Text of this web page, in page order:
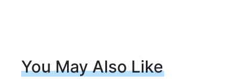
You May Also Like